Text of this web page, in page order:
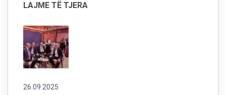
LAJME TË TJERA
26.09.2025